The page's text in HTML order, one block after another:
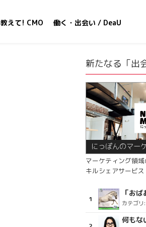
教えて! CMO 働く・出会い / DeaU
新たなる「出
にっぽんのマー
マーケティング領
キルシェアサービス
カテゴリ:
何もな